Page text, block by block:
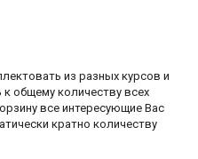
из разных курсов и
к общему количеству всех
все интересующие Вас
кратно количеству